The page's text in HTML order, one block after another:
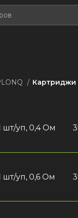
Картриджи
шт/уп, 0,4 Ом
уп, 0,6 Ом